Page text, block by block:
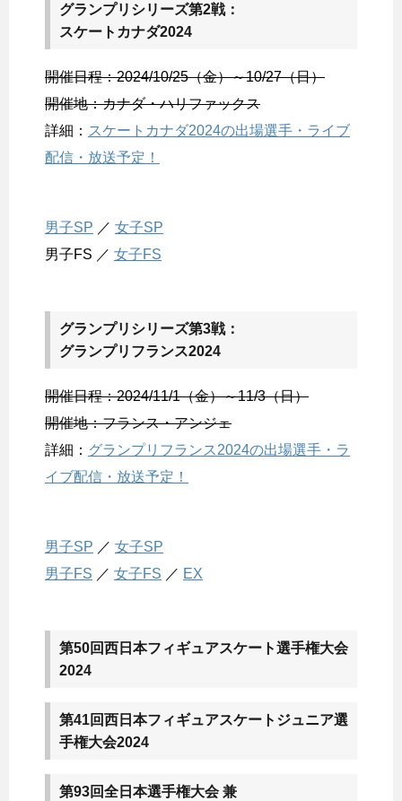
グランプリシリーズ第2戦：
スケートカナダ2024
開催日程：2024/10/25（金）～10/27（日）
開催地：カナダ・ハリファックス
詳細： スケートカナダ2024の出場選手・ライブ
配信・放送予定！
男子SP ／ 女子SP
男子FS ／ 女子FS
グランプリシリーズ第3戦：
グランプリフランス2024
開催日程：2024/11/1（金）～11/3（日）
開催地：フランス・アンジェ
詳細： グランプリフランス2024の出場選手・ラ
イブ配信・放送予定！
男子SP ／ 女子SP
男子FS ／ 女子FS ／ EX
第50回西日本フィギュアスケート選手権大会
2024
第41回西日本フィギュアスケートジュニア選
手権大会2024
第93回全日本選手権大会 兼